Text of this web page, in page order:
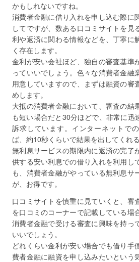
かもしれないですね。
消費者金融に借り入れを申し込む際に
してですが、数ある口コミサイトを見
利や返済に関わる情報などを、丁寧に
く存在します。
金利が安い会社ほど、独自の審査基準
っていいでしょう。色々な消費者金融
用意していますので、まずは融資の審
めします。
大抵の消費者金融において、審査の結
も短い場合だと30分ほどで、非常に迅
訴求しています。インターネットで
ば、約10秒くらいで結果を出してくれ
無利息サービスの期限内に返済の完了
供する安い利息での借り入れを利用し
も、消費者金融がやっている無利息サ
が、お得です。
口コミサイトを慎重に見ていくと、審
を口コミのコーナーで記載している場
消費者金融で受ける審査に興味を持っ
いいでしょう。
どれくらい金利が安い場合でも借り手
費者金融に融資を申し込みたいという